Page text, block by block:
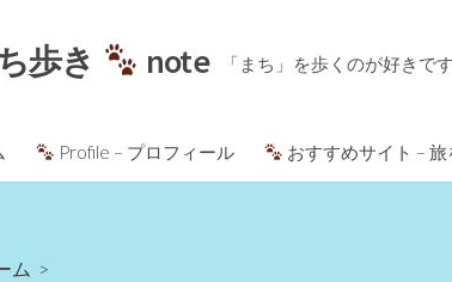
歩き note 「まち」を歩くのが好きで
Profile – プロフィール おすすめサイト – 旅
ム >